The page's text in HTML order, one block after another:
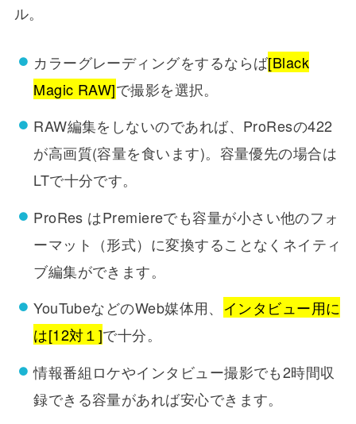
ル。
カラーグレーディングをするならば[Black
Magic RAW]で撮影を選択。
RAW編集をしないのであれば、ProResの422
が高画質(容量を食います)。容量優先の場合は
LTで十分です。
ProRes はPremiereでも容量が小さい他のフォ
ーマット（形式）に変換することなくネイティ
ブ編集ができます。
YouTubeなどのWeb媒体用、 インタビュー用に
は[12対１]で十分。
情報番組ロケやインタビュー撮影でも2時間収
録できる容量があれば安心できます。